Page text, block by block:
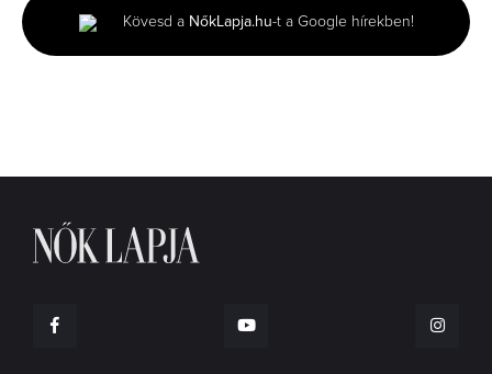
minutes,
6
seconds
Kövesd a NőkLapja.hu-t a Google hírekben!